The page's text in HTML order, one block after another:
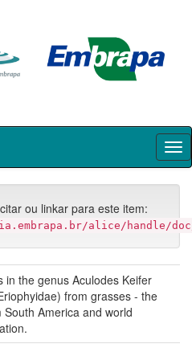
ou linkar para este item:
alice/handle/doc/
in the genus Aculodes Keifer
from grasses - the
America and world